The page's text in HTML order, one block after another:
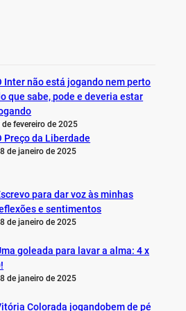
Inter não está jogando nem perto
que sabe, pode e deveria estar
de fevereiro de 2025
Preço da Liberdade
de janeiro de 2025
para dar voz às minhas
e sentimentos
de janeiro de 2025
goleada para lavar a alma: 4 x
de janeiro de 2025
Colorada jogandobem de pé